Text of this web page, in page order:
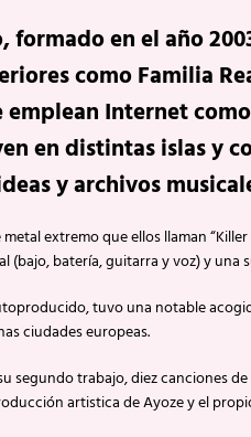
formado en el año
como Familia
emplean Internet
en distintas islas y
y archivos
extremo que ellos llaman
(bajo, batería, guitarra y voz) y una
tuvo una notable
ciudades europeas.
segundo trabajo, diez canciones
artistica de Ayoze y el